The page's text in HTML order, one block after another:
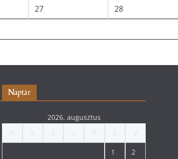
27 28
Naptár
2026. augusztus
1 2